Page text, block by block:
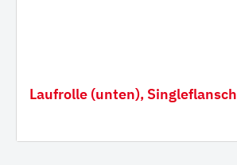
Laufrolle (unten), Singleflansch